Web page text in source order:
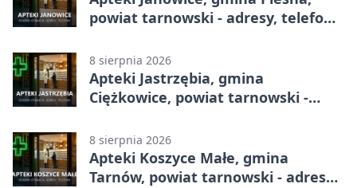
powiat tarnowski - adresy, telefony,
8 sierpnia 2026
Apteki Jastrzębia, gmina
Ciężkowice, powiat tarnowski -
8 sierpnia 2026
Apteki Koszyce Małe, gmina
Tarnów, powiat tarnowski - adresy,